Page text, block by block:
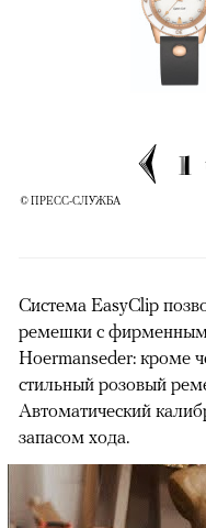
1
© ПРЕСС-СЛУЖБА
Система EasyClip
ремешки с
Hoermanseder: кроме
стильный розовый
Автоматический
запасом хода.